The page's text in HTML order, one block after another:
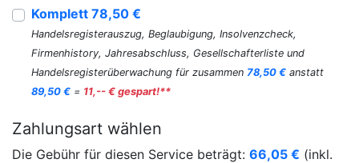
Komplett 78,50 €
Handelsregisterauszug, Beglaubigung, Insolvenzcheck,
Firmenhistory, Jahresabschluss, Gesellschafterliste und
Handelsregisterüberwachung für zusammen 78,50 € anstatt
89,50 € = 11,-- € gespart!**
Zahlungsart wählen
Die Gebühr für diesen Service beträgt: 66,05 € (inkl.